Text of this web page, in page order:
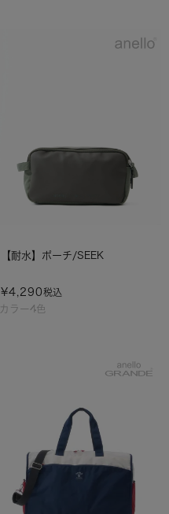
カラー4色
【耐水】ポーチ/SEEK
¥4,290税込